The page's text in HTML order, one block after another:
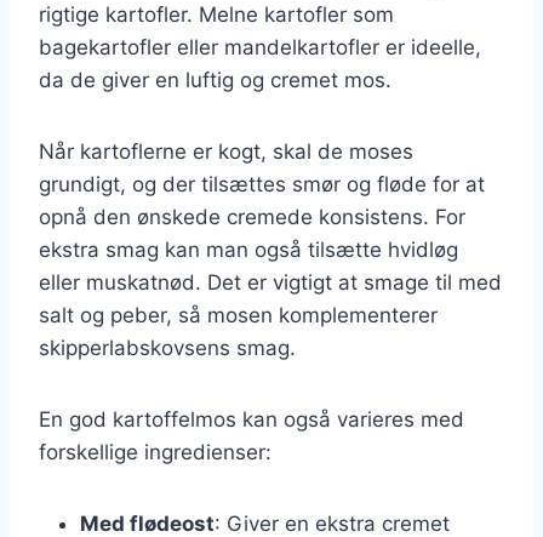
rigtige kartofler. Melne kartofler som
bagekartofler eller mandelkartofler er ideelle,
da de giver en luftig og cremet mos.
Når kartoflerne er kogt, skal de moses
grundigt, og der tilsættes smør og fløde for at
opnå den ønskede cremede konsistens. For
ekstra smag kan man også tilsætte hvidløg
eller muskatnød. Det er vigtigt at smage til med
salt og peber, så mosen komplementerer
skipperlabskovsens smag.
En god kartoffelmos kan også varieres med
forskellige ingredienser:
Med flødeost: Giver en ekstra cremet